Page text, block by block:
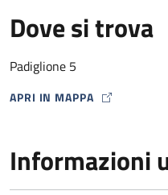
Dove si trova
Padiglione 5
APRI IN MAPPA
MAP ICON
Informazioni